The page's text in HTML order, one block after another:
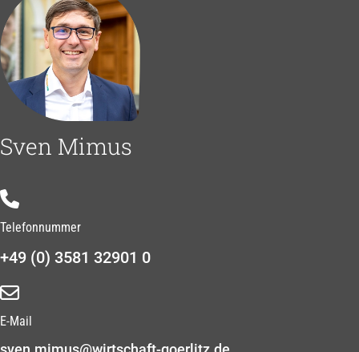
Sven Mimus
Telefonnummer
+49 (0) 3581 32901 0
E-Mail